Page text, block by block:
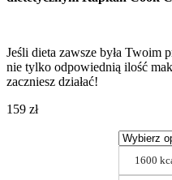
Jeśli dieta zawsze była Twoim
nie tylko odpowiednią ilość
zaczniesz działać!
159 zł
1600